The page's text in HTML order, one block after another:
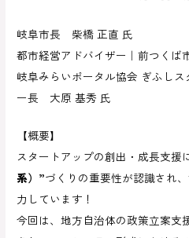
岐阜市長 柴橋 正直 氏
都市経営アドバイザー｜前つく
岐阜みらいポータル協会 ぎふし
ー長 大原 基秀 氏
【概要】
スタートアップの創出・成長支援
系）”づくりの重要性が認識され
力しています！
今回は、地方自治体の政策立案支